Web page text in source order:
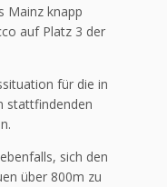
Mainz knapp
auf Platz 3 der
für die in
stattfindenden
sich den
über 800m zu